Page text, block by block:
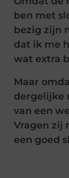
ben met
bezig zijn
dat ik me
wat extra
Maar
dergelijke
van een
Vragen zij
een goed